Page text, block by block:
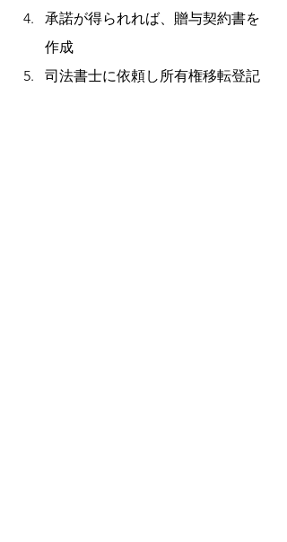
承諾が得られれば、贈与契約書を
作成
司法書士に依頼し所有権移転登記